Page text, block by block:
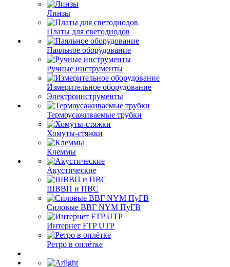
Линзы
Платы для светодиодов
Паяльное оборудование
Ручные инструменты
Измерительное оборудование
Электроинструменты
Термоусаживаемые трубки
Хомуты-стяжки
Клеммы
Акустические
ШВВП и ПВС
Силовые ВВГ NYM ПуГВ
Интернет FTP UTP
Ретро в оплётке